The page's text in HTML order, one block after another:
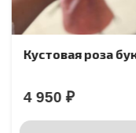
Кустовая роза букет
4 950₽